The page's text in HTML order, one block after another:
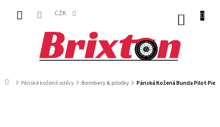
obsah
CZK
DomůPánské kožené oděvy Bombery & pilotky Pánská Kožená Bunda Pilot